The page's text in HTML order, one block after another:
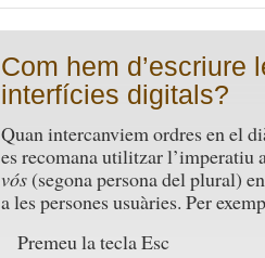
Com hem d’escriure
interfícies digitals?
Quan intercanviem ordres en el
es recomana utilitzar l’imperatiu
vós (segona persona del plural)
a les persones usuàries. Per
Premeu la tecla Esc